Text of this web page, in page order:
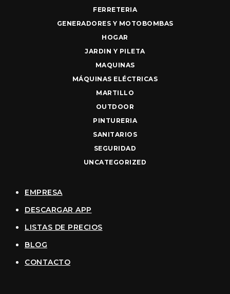
FERRETERIA
GENERADORES Y MOTOBOMBAS
HOGAR
JARDIN Y PILETA
MAQUINAS
MÁQUINAS ELÉCTRICAS
MARTILLO
OUTDOOR
PINTURERIA
SANITARIOS
SEGURIDAD
UNCATEGORIZED
EMPRESA
DESCARGAR APP
LISTAS DE PRECIOS
BLOG
CONTACTO